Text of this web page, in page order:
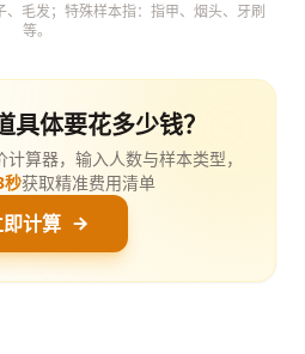
毛发；特殊样本指：指甲、烟头、牙刷
等。
具体要花多少钱？
算器，输入人数与样本类型，
秒获取精准费用清单
计算